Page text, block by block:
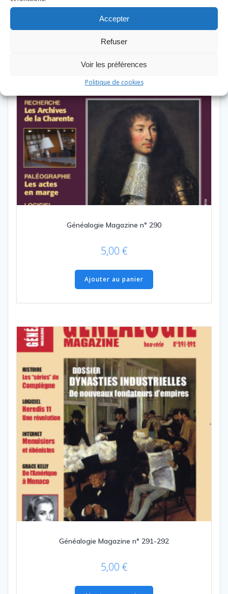
Accepter
Refuser
Voir les préférences
Politique de cookies
Généalogie Magazine n° 290
5,00 €
Ajouter au panier
Généalogie Magazine n° 291-292
5,00 €